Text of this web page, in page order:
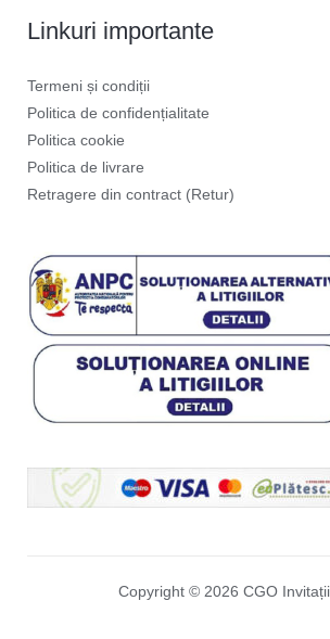
Linkuri importante
Termeni și condiții
Politica de confidențialitate
Politica cookie
Politica de livrare
Retragere din contract (Retur)
Copyright © 2026 CGO